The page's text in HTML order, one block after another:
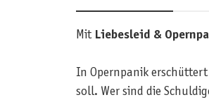
Mit Liebesleid &
In Opernpanik erschüttert
soll. Wer sind die